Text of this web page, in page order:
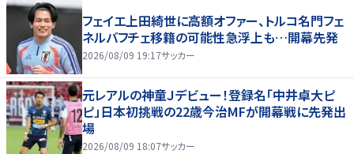
フェイエ上田綺世に高額オファー、トルコ名門フェ
ネルバフチェ移籍の可能性急浮上も…開幕先発
2026/08/09 19:17サッカー
元レアルの神童Ｊデビュー！登録名「中井卓大ピ
ピ」日本初挑戦の22歳今治MFが開幕戦に先発出
場
2026/08/09 18:07サッカー